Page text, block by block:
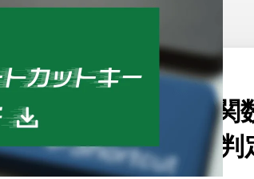
ム > Excel 公開日：2021/07/28
のISNUMBER関
セルの値が数値か判